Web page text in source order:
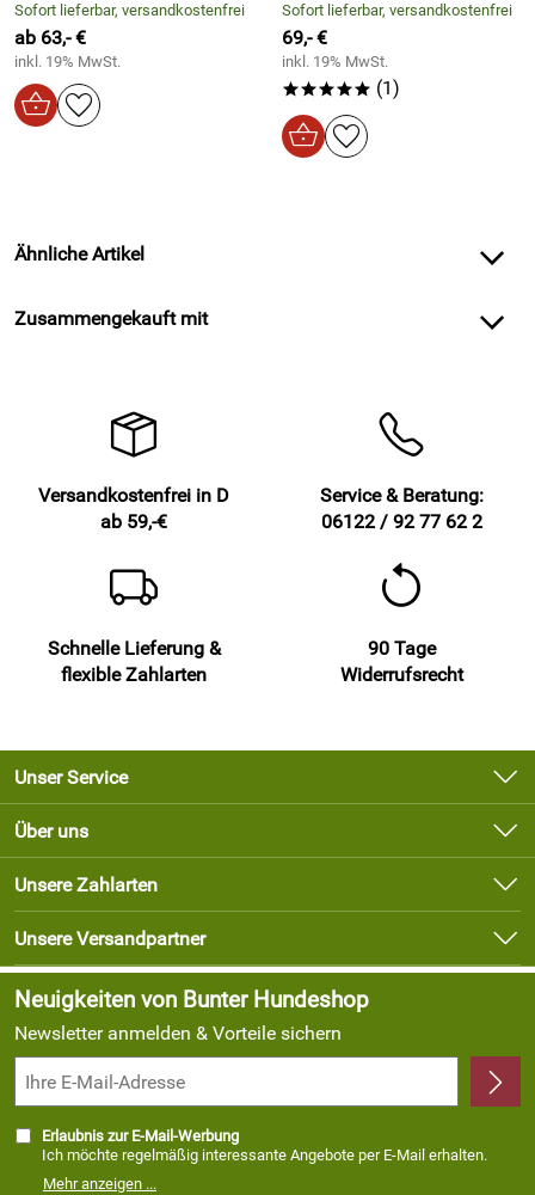
Sofort lieferbar, versandkostenfrei
ab 63,- €
inkl. 19% MwSt.
Sofort lieferbar, versandkostenfrei
69,- €
inkl. 19% MwSt.
***** (1)
Ähnliche Artikel
Zusammengekauft mit
Versandkostenfrei in D
ab 59,-€
Service & Beratung:
06122 / 92 77 62 2
Schnelle Lieferung &
flexible Zahlarten
90 Tage
Widerrufsrecht
Unser Service
Kontakt
Newsletter
Lieferbedingungen
Kundenlogin
Über uns
Unsere Bestseller
Marken
Neu
Angebote
Unsere Zahlarten
Unsere Versandpartner
Neuigkeiten von Bunter Hundeshop
Newsletter anmelden & Vorteile sichern
Erlaubnis zur E-Mail-Werbung
Ich möchte regelmäßig interessante Angebote per E-Mail erhalten.
Meine E-Mail-Adresse wird nicht an andere Unternehmen
weitergegeben. Zu statistischen Zwecken wird in anonymer Form
Mehr anzeigen ...